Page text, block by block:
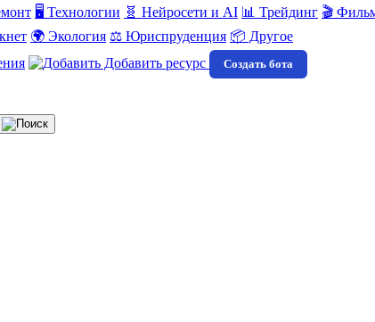
🖥️ Технологии 🧬 Нейросети и AI 📊 Трейдинг 🎬
🌍 Экология ⚖️ Юриспруденция 📦 Другое
Добавить ресурс Создать бота